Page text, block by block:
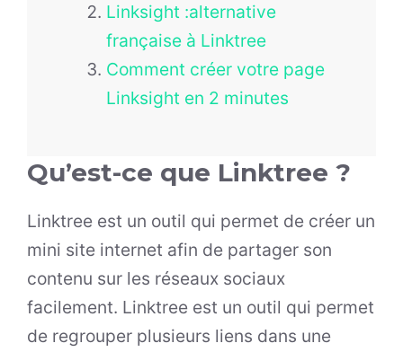
Linksight :alternative
française à Linktree
Comment créer votre page
Linksight en 2 minutes
Qu’est-ce que Linktree ?
Linktree est un outil qui permet de créer un
mini site internet afin de partager son
contenu sur les réseaux sociaux
facilement. Linktree est un outil qui permet
de regrouper plusieurs liens dans une